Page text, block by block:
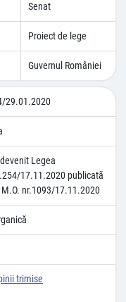
Senat
Proiect de lege
Guvernul României
29.01.2020
Legea
17.11.2020 publicatã
nr.1093/17.11.2020
trimise